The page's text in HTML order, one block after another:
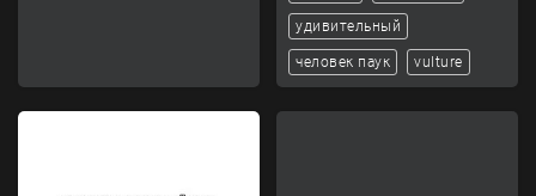
удивительный
человек паук vulture